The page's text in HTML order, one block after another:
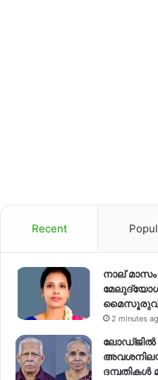
Recent
നാല്
2 minutes
ലോഡ്ജിൽ
ദമ്പതികൾ